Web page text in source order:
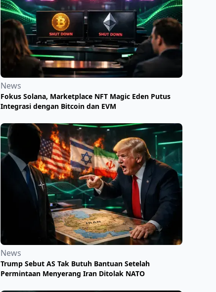
News
Fokus Solana, Marketplace NFT Magic Eden Putus
Integrasi dengan Bitcoin dan EVM
News
Trump Sebut AS Tak Butuh Bantuan Setelah
Permintaan Menyerang Iran Ditolak NATO